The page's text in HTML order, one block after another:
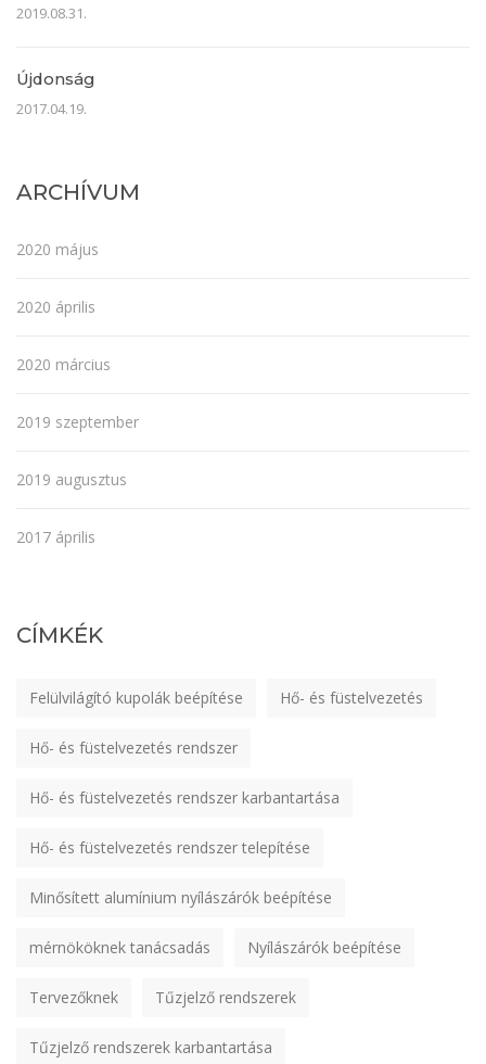
2019.08.31.
Újdonság
2017.04.19.
ARCHÍVUM
2020 május
2020 április
2020 március
2019 szeptember
2019 augusztus
2017 április
CÍMKÉK
Felülvilágító kupolák beépítése Hő- és füstelvezetés
Hő- és füstelvezetés rendszer
Hő- és füstelvezetés rendszer karbantartása
Hő- és füstelvezetés rendszer telepítése
Minősített alumínium nyílászárók beépítése
mérnököknek tanácsadás Nyílászárók beépítése
Tervezőknek Tűzjelző rendszerek
Tűzjelző rendszerek karbantartása